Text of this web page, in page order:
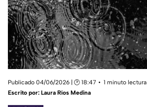
Publicado 04/06/2026 | 🕑 18:47
1 minuto lectura
Escrito por: Laura Ríos Medina